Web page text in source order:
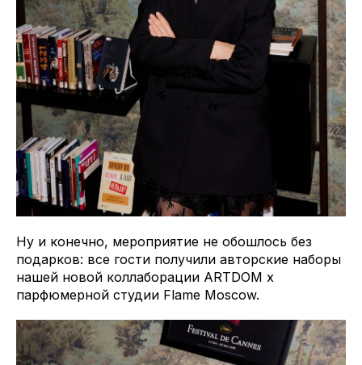
Ну и конечно, мероприятие не обошлось без
подарков: все гости получили авторские наборы
нашей новой коллаборации ARTDOM x
парфюмерной студии Flame Moscow.